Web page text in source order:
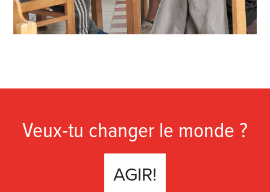
Veux-tu changer le monde ?
AGIR!